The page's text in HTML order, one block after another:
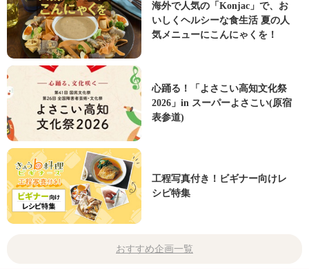
海外で人気の「Konjac」で、お
いしくヘルシーな食生活 夏の人
気メニューにこんにゃくを！
心踊る！「よさこい高知文化祭
2026」in スーパーよさこい(原宿
表参道)
工程写真付き！ビギナー向けレ
シピ特集
おすすめ企画一覧